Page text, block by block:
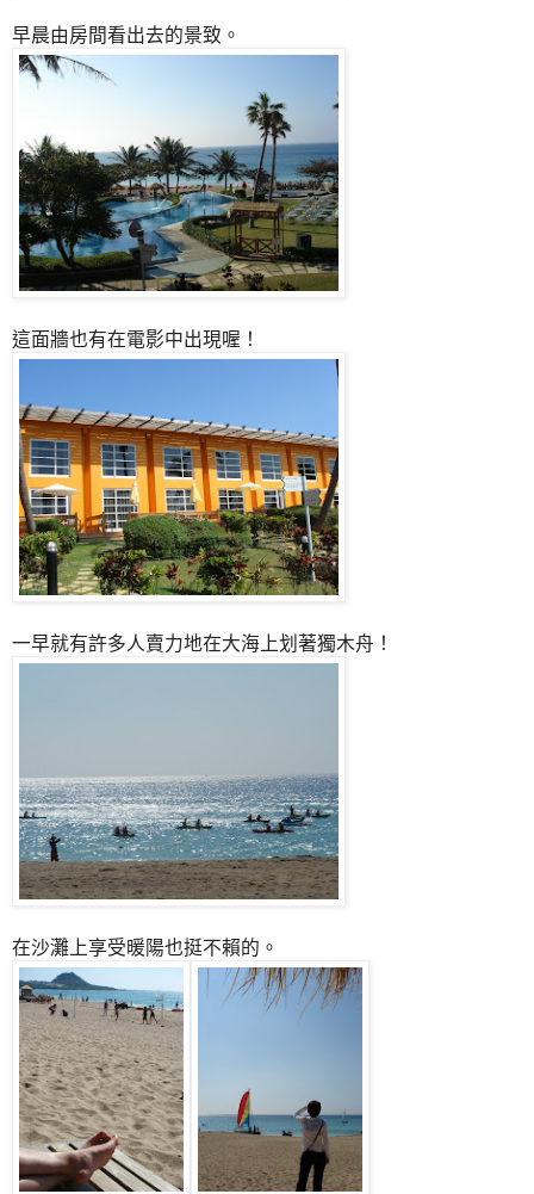
早晨由房間看出去的景致。
這面牆也有在電影中出現喔！
一早就有許多人賣力地在大海上划著獨木舟！
在沙灘上享受暖陽也挺不賴的。